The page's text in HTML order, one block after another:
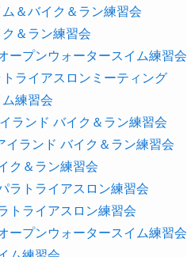
＆バイク＆ラン練習会
＆ラン練習会
ープンウォータースイム練習会
ライアスロンミーティング
練習会
ランド バイク＆ラン練習会
ランド バイク＆ラン練習会
ク＆ラン練習会
ラトライアスロン練習会
トライアスロン練習会
ープンウォータースイム練習会